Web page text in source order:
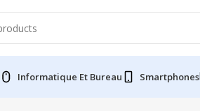
Informatique Et Bureau Smartphones